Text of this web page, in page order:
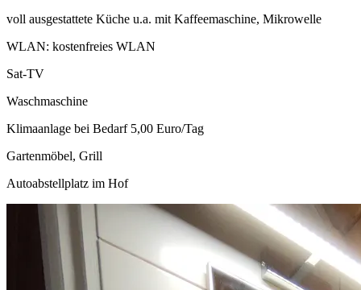
voll ausgestattete Küche u.a. mit Kaffeemaschine, Mikrowelle
WLAN: kostenfreies WLAN
Sat-TV
Waschmaschine
Klimaanlage bei Bedarf 5,00 Euro/Tag
Gartenmöbel, Grill
Autoabstellplatz im Hof